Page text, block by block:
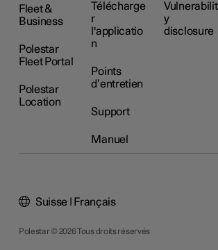
Fleet &
Business
Polestar
Fleet Portal
Polestar
Location
Télécharge
r
l'applicatio
n
Points
d’entretien
Support
Manuel
Vulnerabilit
y
disclosure
Polestar © 2026 Tous droits réservés
Suisse | Français